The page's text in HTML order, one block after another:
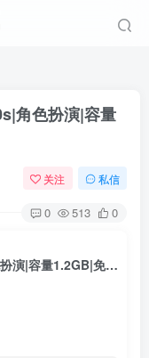
角色扮演|容量
关注 私信
0 513 0
隧道逃生/Tunnel Escape v1.1.0s|角色扮演|容量1.2GB|免安装绿色中文版